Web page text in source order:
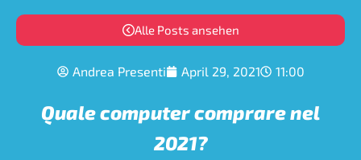
Alle Posts ansehen
Andrea Presenti April 29, 2021 11:00
Quale computer comprare nel
2021?